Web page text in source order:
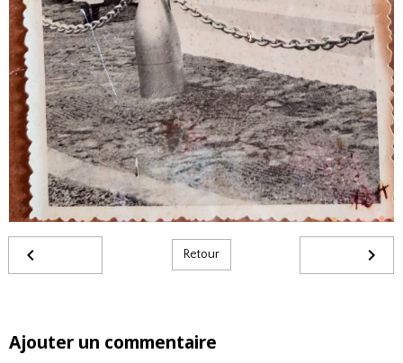
Retour
Ajouter un commentaire